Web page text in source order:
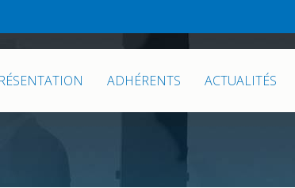
ADHÉRENTS ACTUALITÉS